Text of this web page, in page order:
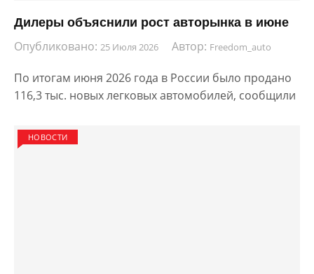
Дилеры объяснили рост авторынка в июне
Опубликовано: 25 Июля 2026 Автор: Freedom_auto
По итогам июня 2026 года в России было продано
116,3 тыс. новых легковых автомобилей, сообщили
НОВОСТИ